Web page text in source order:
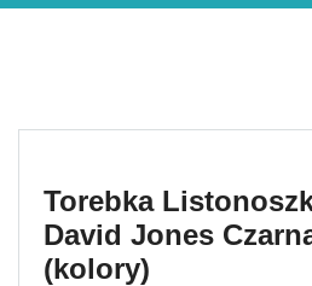
Torebka
David Jones
(kolory)